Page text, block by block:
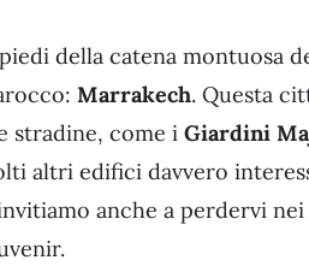
della catena montuosa
Marrakech. Questa
stradine, come i Giardini
altri edifici davvero
anche a perdervi